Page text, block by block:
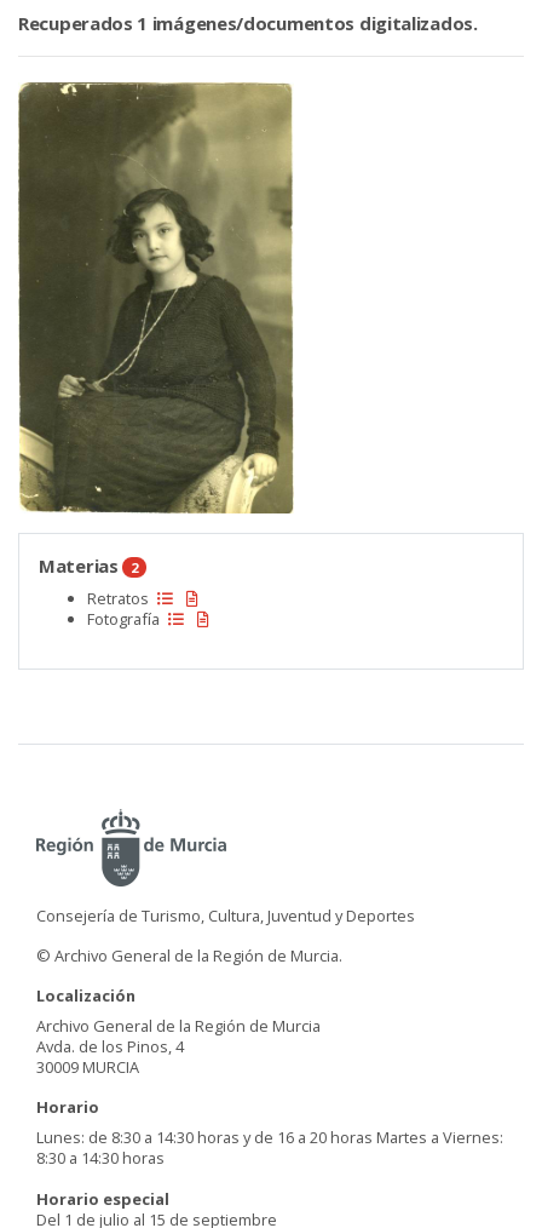
Recuperados 1 imágenes/documentos digitalizados.
Materias 2
Retratos
Fotografía
Consejería de Turismo, Cultura, Juventud y Deportes
© Archivo General de la Región de Murcia.
Localización
Archivo General de la Región de Murcia
Avda. de los Pinos, 4
30009 MURCIA
Horario
Lunes: de 8:30 a 14:30 horas y de 16 a 20 horas Martes a Viernes:
8:30 a 14:30 horas
Horario especial
Del 1 de julio al 15 de septiembre